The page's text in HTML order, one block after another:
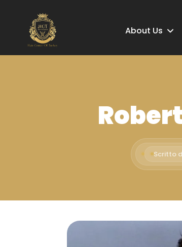
About Us
Scritto